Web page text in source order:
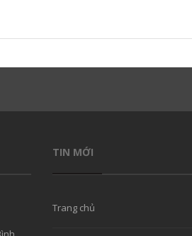
TIN MỚI
Trang chủ